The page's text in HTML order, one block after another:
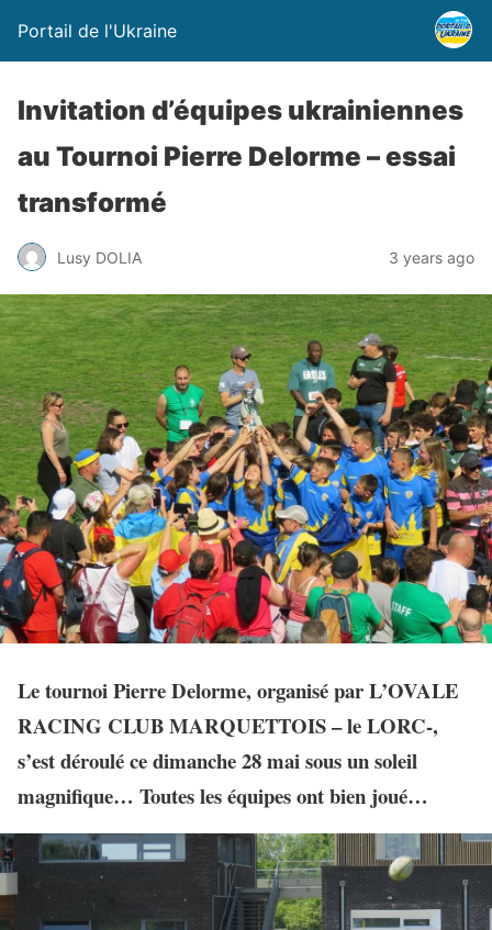
Portail de l'Ukraine
Invitation d’équipes ukrainiennes
au Tournoi Pierre Delorme – essai
transformé
Lusy DOLIA 3 years ago
Le tournoi Pierre Delorme, organisé par L’OVALE
RACING CLUB MARQUETTOIS – le LORC-,
s’est déroulé ce dimanche 28 mai sous un soleil
magnifique… Toutes les équipes ont bien joué…